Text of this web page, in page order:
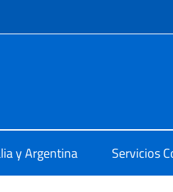
sociales y
y Argentina Servicios